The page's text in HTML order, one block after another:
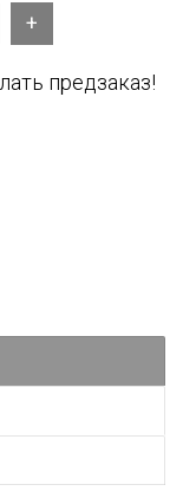
предзаказ!